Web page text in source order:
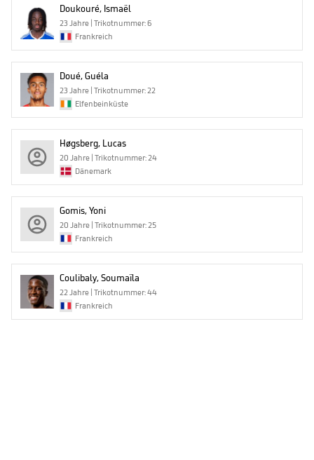
Doukouré, Ismaël
23 Jahre | Trikotnummer: 6
Frankreich
Doué, Guéla
23 Jahre | Trikotnummer: 22
Elfenbeinküste
Høgsberg, Lucas
20 Jahre | Trikotnummer: 24
Dänemark
Gomis, Yoni
20 Jahre | Trikotnummer: 25
Frankreich
Coulibaly, Soumaïla
22 Jahre | Trikotnummer: 44
Frankreich